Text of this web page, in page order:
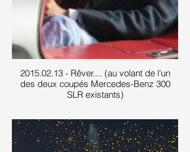
2015.02.13 - Rêver.... (au volant de l'un
des deux coupés Mercedes-Benz 300
SLR existants)